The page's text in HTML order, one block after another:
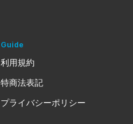
Guide
利用規約
特商法表記
プライバシーポリシー